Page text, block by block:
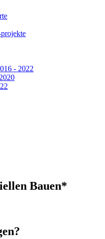
- 2022
Bauen*